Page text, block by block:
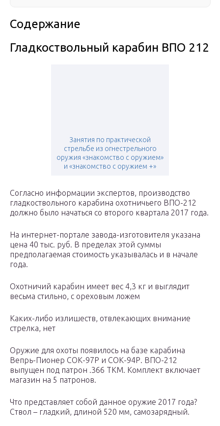
Содержание
Гладкоствольный карабин ВПО 212
Занятия по практической
стрельбе из огнестрельного
оружия «знакомство с оружием»
и «знакомство с оружием +»
Согласно информации экспертов, производство
гладкоствольного карабина охотничьего ВПО-212
должно было начаться со второго квартала 2017 года.
На интернет-портале завода-изготовителя указана
цена 40 тыс. руб. В пределах этой суммы
предполагаемая стоимость указывалась и в начале
года.
Охотничий карабин имеет вес 4,3 кг и выглядит
весьма стильно, с ореховым ложем
Каких-либо излишеств, отвлекающих внимание
стрелка, нет
Оружие для охоты появилось на базе карабина
Вепрь-Пионер СОК-97Р и СОК-94Р. ВПО-212
выпущен под патрон .366 ТКМ. Комплект включает
магазин на 5 патронов.
Что представляет собой данное оружие 2017 года?
Ствол – гладкий, длиной 520 мм, самозарядный.